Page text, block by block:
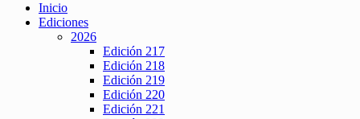
Inicio
Ediciones
2026
Edición 217
Edición 218
Edición 219
Edición 220
Edición 221